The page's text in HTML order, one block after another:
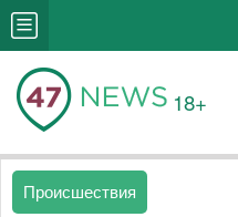
18+
Происшествия